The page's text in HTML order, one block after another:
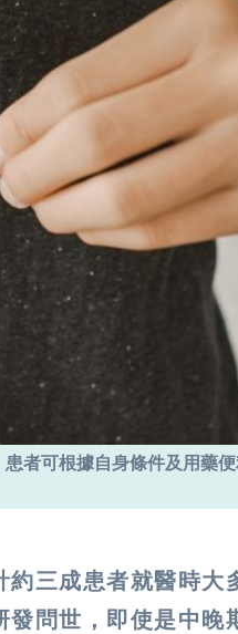
者可根據自身條件及用藥
三成患者就醫時大
問世，即使是中晚